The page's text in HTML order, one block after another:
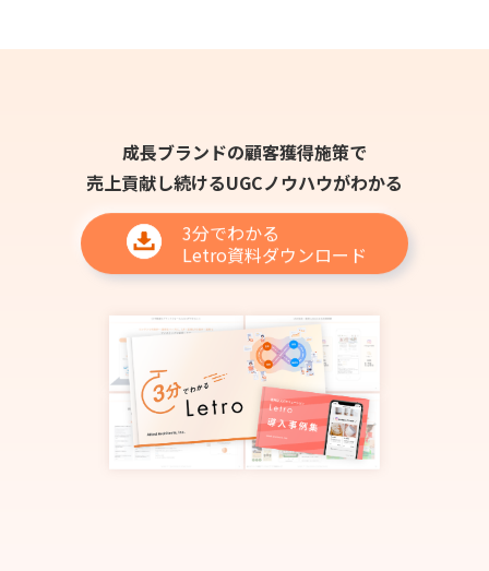
成長ブランドの顧客獲得施策で
売上貢献し続けるUGCノウハウがわかる
3分でわかる
Letro資料ダウンロード